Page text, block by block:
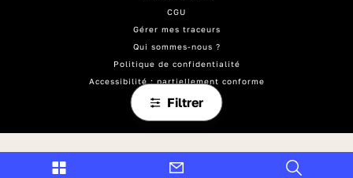
Filtrer
CGU
Gérer mes traceurs
Qui sommes-nous ?
Politique de confidentialité
Accessibilité : partiellement conforme
Mentions légales